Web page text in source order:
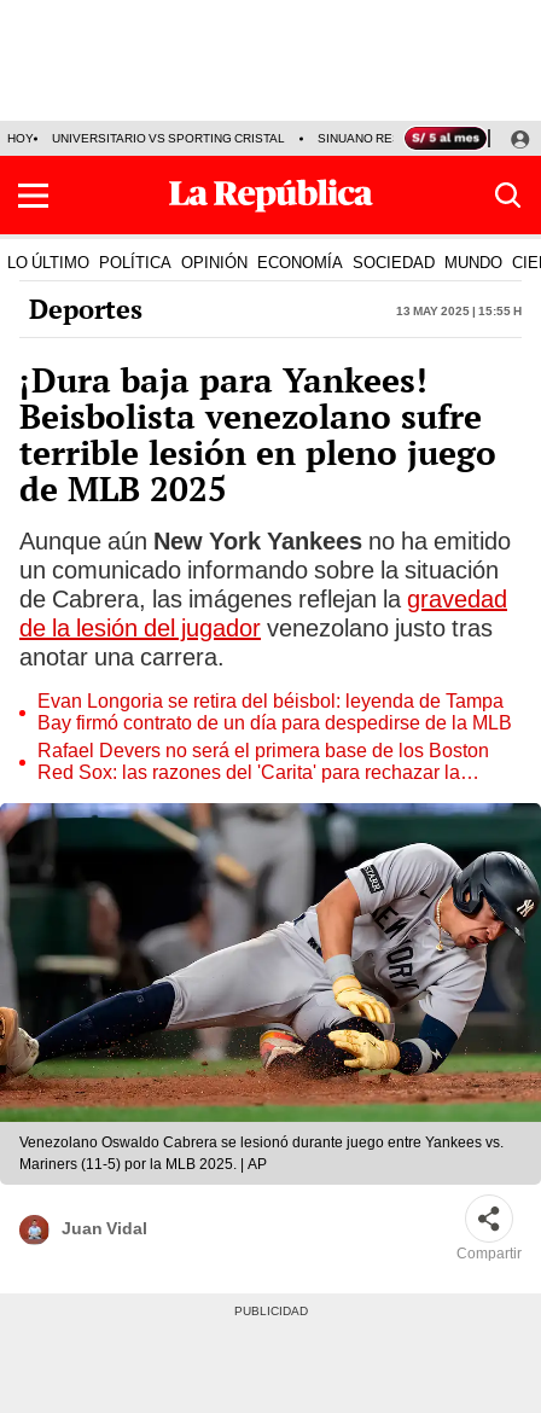
HOY UNIVERSITARIO VS SPORTING CRISTAL SINUANO RESULTADOS HOY
LO ÚLTIMO POLÍTICA OPINIÓN ECONOMÍA SOCIEDAD MUNDO
Deportes 13 May 2025 | 15:55 h
¡Dura baja para Yankees!
Beisbolista venezolano sufre
terrible lesión en pleno juego
de MLB 2025
Aunque aún New York Yankees no ha emitido
un comunicado informando sobre la situación
de Cabrera, las imágenes reflejan la gravedad
de la lesión del jugador venezolano justo tras
anotar una carrera.
Evan Longoria se retira del béisbol: leyenda de Tampa
Bay firmó contrato de un día para despedirse de la MLB
Rafael Devers no será el primera base de los Boston
Red Sox: las razones del 'Carita' para rechazar la
Venezolano Oswaldo Cabrera se lesionó durante juego entre Yankees vs.
Mariners (11-5) por la MLB 2025. | AP
Juan Vidal
Compartir